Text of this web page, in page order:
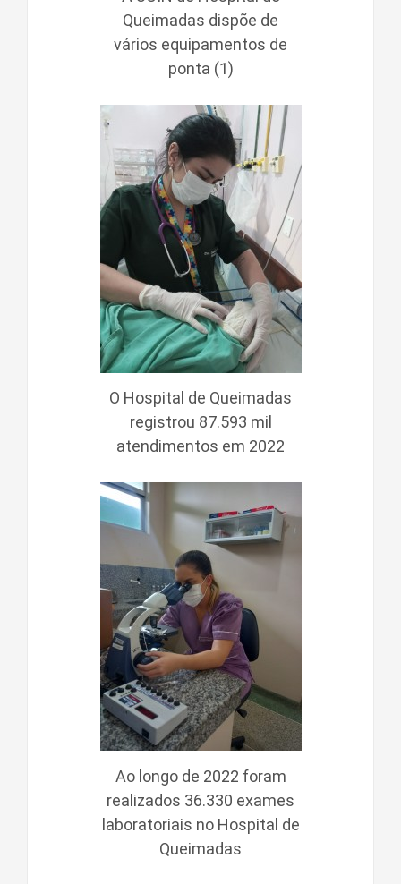
Queimadas dispõe de
vários equipamentos de
ponta (1)
O Hospital de Queimadas
registrou 87.593 mil
atendimentos em 2022
Ao longo de 2022 foram
realizados 36.330 exames
laboratoriais no Hospital de
Queimadas